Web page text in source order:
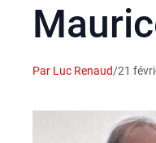
Par Luc Renaud/21